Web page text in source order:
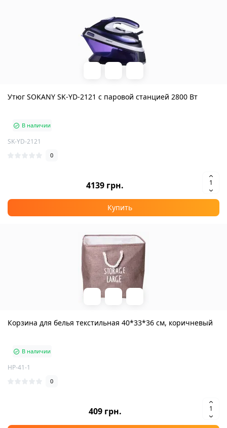
Утюг SOKANY SK-YD-2121 с паровой станцией 2800 Вт
В наличии
SK-YD-2121
0
4139 грн.
Купить
Корзина для белья текстильная 40*33*36 см, коричневый
В наличии
HP-41-1
0
409 грн.